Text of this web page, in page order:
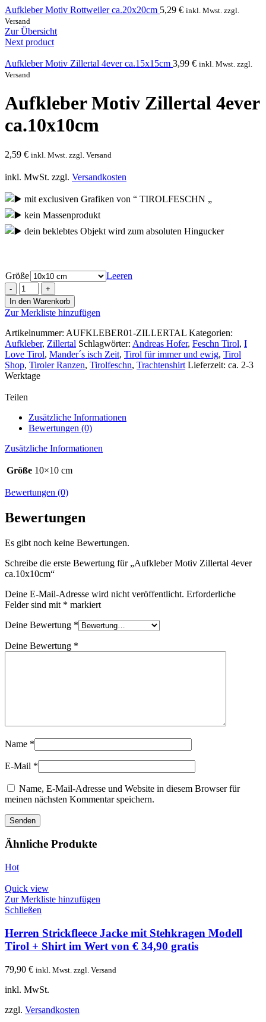
Aufkleber Motiv Rottweiler ca.20x20cm 5,29 € inkl. Mwst. zzgl.
Versand
Zur Übersicht
Next product
Aufkleber Motiv Zillertal 4ever ca.15x15cm 3,99 € inkl. Mwst. zzgl.
Versand
Aufkleber Motiv Zillertal 4ever
ca.10x10cm
2,59 € inkl. Mwst. zzgl. Versand
inkl. MwSt. zzgl. Versandkosten
mit exclusiven Grafiken von “ TIROLFESCHN „
kein Massenprodukt
dein beklebtes Objekt wird zum absoluten Hingucker
Größe
Leeren
Aufkleber
Motiv
Zillertal
4ever
ca.10x10cm
Menge
In den Warenkorb
Zur Merkliste hinzufügen
Artikelnummer: AUFKLEBER01-ZILLERTAL Kategorien:
Aufkleber, Zillertal Schlagwörter: Andreas Hofer, Feschn Tirol, I
Love Tirol, Mander´s isch Zeit, Tirol für immer und ewig, Tirol
Shop, Tiroler Ranzen, Tirolfeschn, Trachtenshirt Lieferzeit: ca. 2-3
Werktage
Teilen
Zusätzliche Informationen
Bewertungen (0)
Zusätzliche Informationen
Größe 10×10 cm
Bewertungen (0)
Bewertungen
Es gibt noch keine Bewertungen.
Schreibe die erste Bewertung für „Aufkleber Motiv Zillertal 4ever
ca.10x10cm“
Deine E-Mail-Adresse wird nicht veröffentlicht. Erforderliche
Felder sind mit * markiert
Deine Bewertung *
Deine Bewertung *
Name *
E-Mail *
Name, E-Mail-Adresse und Website in diesem Browser für
meinen nächsten Kommentar speichern.
Ähnliche Produkte
Hot
Quick view
Zur Merkliste hinzufügen
Schließen
Herren Strickfleece Jacke mit Stehkragen Modell
Tirol + Shirt im Wert von € 34,90 gratis
79,90 € inkl. Mwst. zzgl. Versand
inkl. MwSt.
zzgl. Versandkosten